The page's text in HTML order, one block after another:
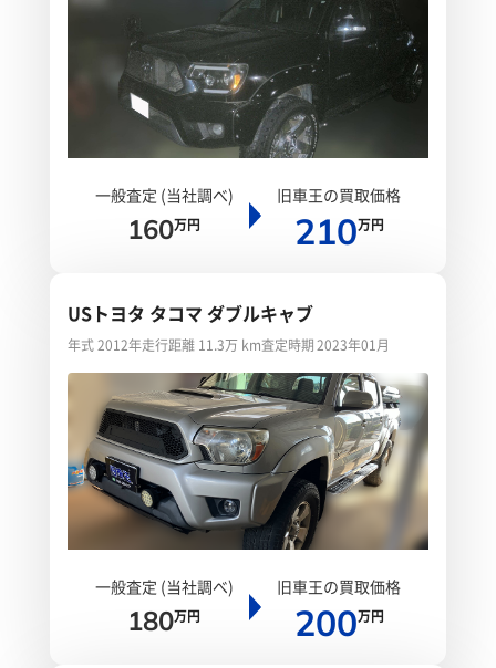
一般査定 (当社調べ)
160万円
旧車王の買取価格
210万円
USトヨタ タコマ ダブルキャブ
年式 2012年走行距離 11.3万 km査定時期 2023年01月
一般査定 (当社調べ)
180万円
旧車王の買取価格
200万円